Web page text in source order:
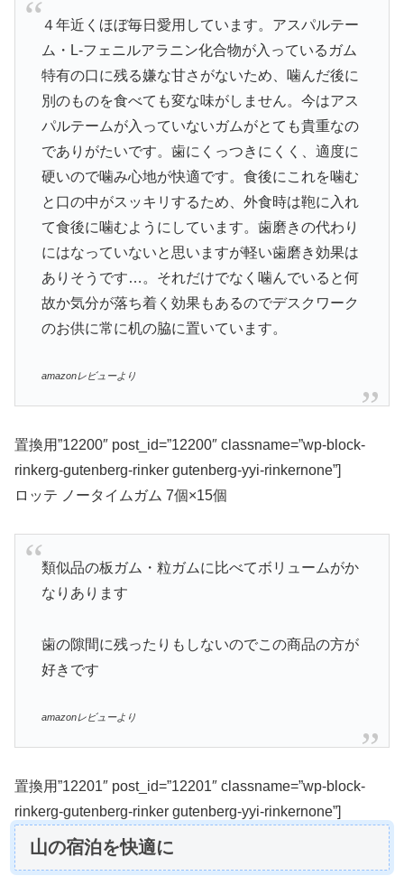
４年近くほぼ毎日愛用しています。アスパルテー
ム・L-フェニルアラニン化合物が入っているガム
特有の口に残る嫌な甘さがないため、噛んだ後に
別のものを食べても変な味がしません。今はアス
パルテームが入っていないガムがとても貴重なの
でありがたいです。歯にくっつきにくく、適度に
硬いので噛み心地が快適です。食後にこれを噛む
と口の中がスッキリするため、外食時は鞄に入れ
て食後に噛むようにしています。歯磨きの代わり
にはなっていないと思いますが軽い歯磨き効果は
ありそうです…。それだけでなく噛んでいると何
故か気分が落ち着く効果もあるのでデスクワーク
のお供に常に机の脇に置いています。
amazonレビューより
置換用”12200″ post_id=”12200″ classname=”wp-block-
rinkerg-gutenberg-rinker gutenberg-yyi-rinkernone”]
ロッテ ノータイムガム 7個×15個
類似品の板ガム・粒ガムに比べてボリュームがか
なりあります
歯の隙間に残ったりもしないのでこの商品の方が
好きです
amazonレビューより
置換用”12201″ post_id=”12201″ classname=”wp-block-
rinkerg-gutenberg-rinker gutenberg-yyi-rinkernone”]
山の宿泊を快適に